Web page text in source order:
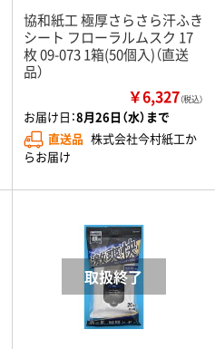
協和紙工 極厚さらさら汗ふき
シート フローラルムスク 17
枚 09-073 1箱(50個入)（直送
品）
￥6,327（税込）
お届け日：8月26日（水）まで
直送品 株式会社今村紙工か
らお届け